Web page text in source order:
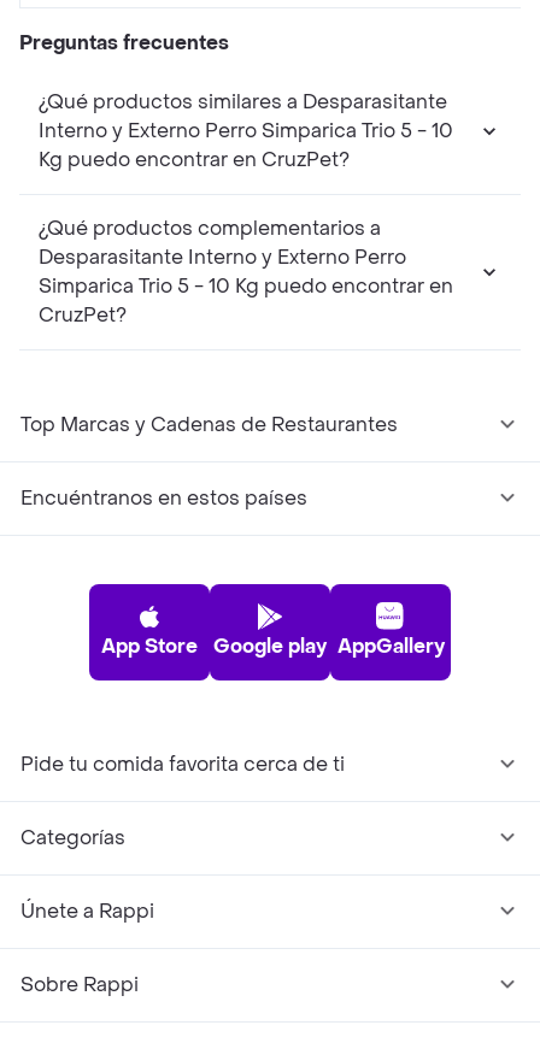
Preguntas frecuentes
¿Qué productos similares a Desparasitante
Interno y Externo Perro Simparica Trio 5 - 10
Kg puedo encontrar en CruzPet?
¿Qué productos complementarios a
Desparasitante Interno y Externo Perro
Simparica Trio 5 - 10 Kg puedo encontrar en
CruzPet?
Top Marcas y Cadenas de Restaurantes
Encuéntranos en estos países
App Store Google play AppGallery
Pide tu comida favorita cerca de ti
Categorías
Únete a Rappi
Sobre Rappi